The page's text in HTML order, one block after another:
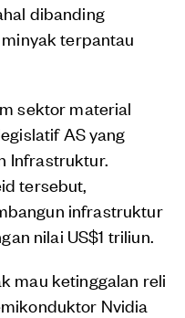
dibanding
terpantau
sektor material
AS yang
Infrastruktur.
tersebut,
infrastruktur
nilai US$1 triliun.
mau ketinggalan reli
Nvidia